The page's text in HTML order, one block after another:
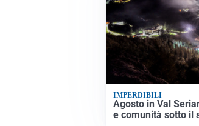
IMPERDIBILI
Agosto in Val
e comunità sotto il